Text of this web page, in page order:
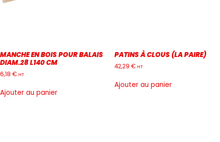
MANCHE EN BOIS POUR BALAIS
DIAM.28 L140 CM
6,18 € HT
Ajouter au panier
PATINS À CLOUS (LA PAIRE)
42,29 € HT
Ajouter au panier